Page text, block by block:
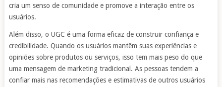
cria um senso de comunidade e promove a interação entre os
usuários.
Além disso, o UGC é uma forma eficaz de construir confiança e
credibilidade. Quando os usuários mantêm suas experiências e
opiniões sobre produtos ou serviços, isso tem mais peso do que
uma mensagem de marketing tradicional. As pessoas tendem a
confiar mais nas recomendações e estimativas de outros usuários